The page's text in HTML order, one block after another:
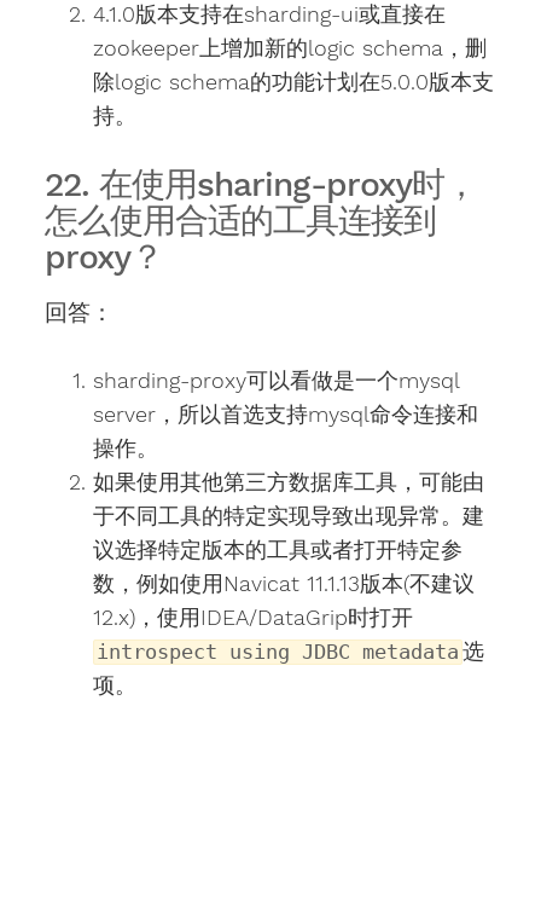
4.1.0版本支持在sharding-ui或直接在
zookeeper上增加新的logic schema，删
除logic schema的功能计划在5.0.0版本支
持。
22. 在使用sharing-proxy时，
怎么使用合适的工具连接到
proxy？
回答：
sharding-proxy可以看做是一个mysql
server，所以首选支持mysql命令连接和
操作。
如果使用其他第三方数据库工具，可能由
于不同工具的特定实现导致出现异常。建
议选择特定版本的工具或者打开特定参
数，例如使用Navicat 11.1.13版本(不建议
12.x)，使用IDEA/DataGrip时打开
introspect using JDBC metadata 选
项。